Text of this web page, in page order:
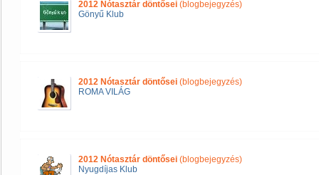
2012 Nótasztár döntősei (blogbejegyzés)
Gönyű Klub
2012 Nótasztár döntősei (blogbejegyzés)
ROMA VILÁG
2012 Nótasztár döntősei (blogbejegyzés)
Nyugdíjas Klub